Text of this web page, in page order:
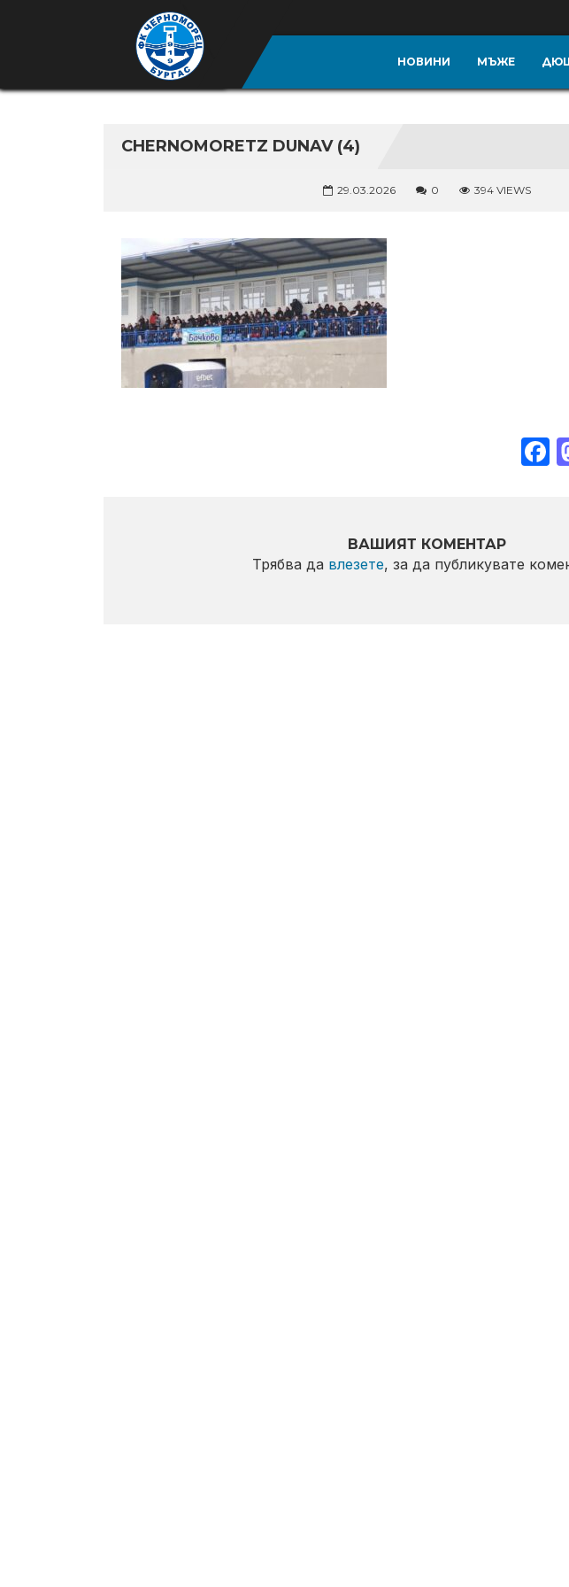
НОВИНИ МЪЖЕ
CHERNOMORETZ DUNAV (4)
29.03.2026 0 394 VIEWS
ВАШИЯТ КОМЕНТАР
Трябва да влезете, за да публикувате